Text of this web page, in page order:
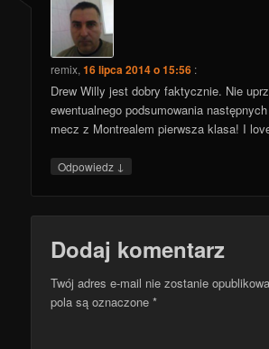
remix,16 lipca 2014 o 15:56 :
Drew Willy jest dobry faktycznie. Nie
ewentualnego podsumowania
mecz z Montrealem pierwsza klasa! I
Odpowiedz ↓
Dodaj komentarz
Twój adres e-mail nie zostanie
pola są oznaczone*